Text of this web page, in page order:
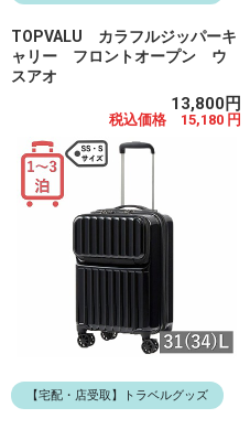
TOPVALU カラフルジッパーキ
ャリー フロントオープン ウ
スアオ
13,800円
税込価格 15,180 円
【宅配・店受取】トラベルグッズ